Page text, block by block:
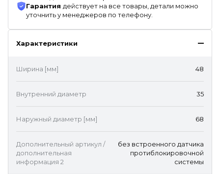
Гарантия действует на все товары, детали можно
уточнить у менеджеров по телефону.
Характеристики
Ширина [мм] 48
Внутренний диаметр 35
Наружный диаметр [мм] 68
Дополнительный артикул /
дополнительная
информация 2
без встроенного датчика
протиблокировочной
системы